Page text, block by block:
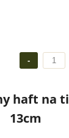
haft na
13cm